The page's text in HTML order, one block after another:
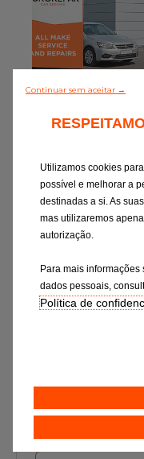
Orçamento
Continuar sem aceitar →
Utilizamos cookies
possível e melhorar a
destinadas a si. As
mas utilizaremos
autorização.
Para mais
dados pessoais,
Política de